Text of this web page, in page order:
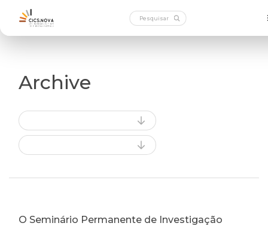
Archive
O Seminário Permanente de Investigação